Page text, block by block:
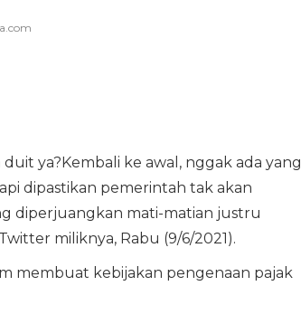
ya?Kembali ke awal, nggak ada yang
dipastikan pemerintah tak akan
diperjuangkan mati-matian justru
miliknya, Rabu (9/6/2021).
membuat kebijakan pengenaan pajak